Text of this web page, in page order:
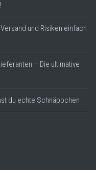
und Risiken einfach
– Die ultimative
du echte Schnäppchen